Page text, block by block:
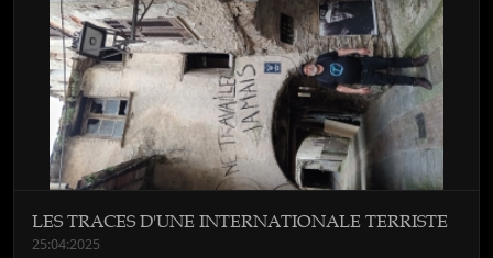
LES TRACES D'UNE INTERNATIONALE TERRISTE
25:04:2025